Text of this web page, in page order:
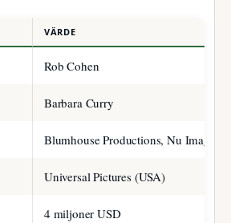
VÄRDE
Rob Cohen
Barbara Curry
Blumhouse Productions, Nu Image
Universal Pictures (USA)
4 miljoner USD